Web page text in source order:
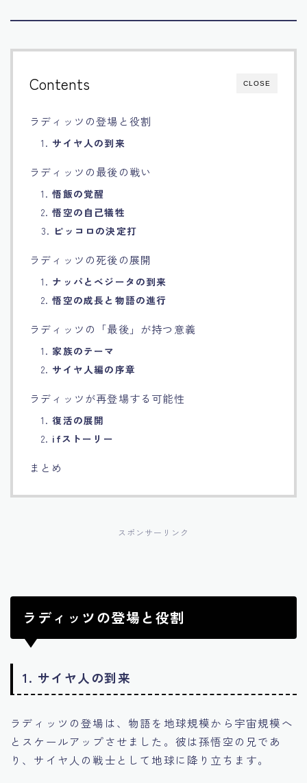
CLOSE
Contents
ラディッツの登場と役割
1. サイヤ人の到来
ラディッツの最後の戦い
1.悟飯の覚醒
2.悟空の自己犠牲
3. ピッコロの決定打
ラディッツの死後の展開
1. ナッパとベジータの到来
2.悟空の成長と物語の進行
ラディッツの「最後」が持つ意義
1. 家族のテーマ
2. サイヤ人編の序章
ラディッツが再登場する可能性
1.復活の展開
2. ifストーリー
まとめ
スポンサーリンク
ラディッツの登場と役割
1. サイヤ人の到来
ラディッツの登場は、物語を地球規模から宇宙規模へ
とスケールアップさせました。彼は孫悟空の兄であ
り、サイヤ人の戦士として地球に降り立ちます。